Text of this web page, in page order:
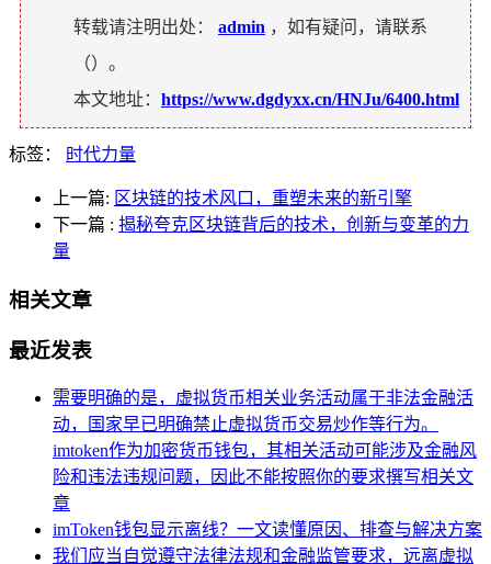
转载请注明出处： admin ，如有疑问，请联系
（）。
本文地址： https://www.dgdyxx.cn/HNJu/6400.html
标签： 时代力量
上一篇: 区块链的技术风口，重塑未来的新引擎
下一篇 : 揭秘夸克区块链背后的技术，创新与变革的力
量
相关文章
最近发表
需要明确的是，虚拟货币相关业务活动属于非法金融活
动，国家早已明确禁止虚拟货币交易炒作等行为。
imtoken作为加密货币钱包，其相关活动可能涉及金融风
险和违法违规问题，因此不能按照你的要求撰写相关文
章
imToken钱包显示离线？一文读懂原因、排查与解决方案
我们应当自觉遵守法律法规和金融监管要求，远离虚拟